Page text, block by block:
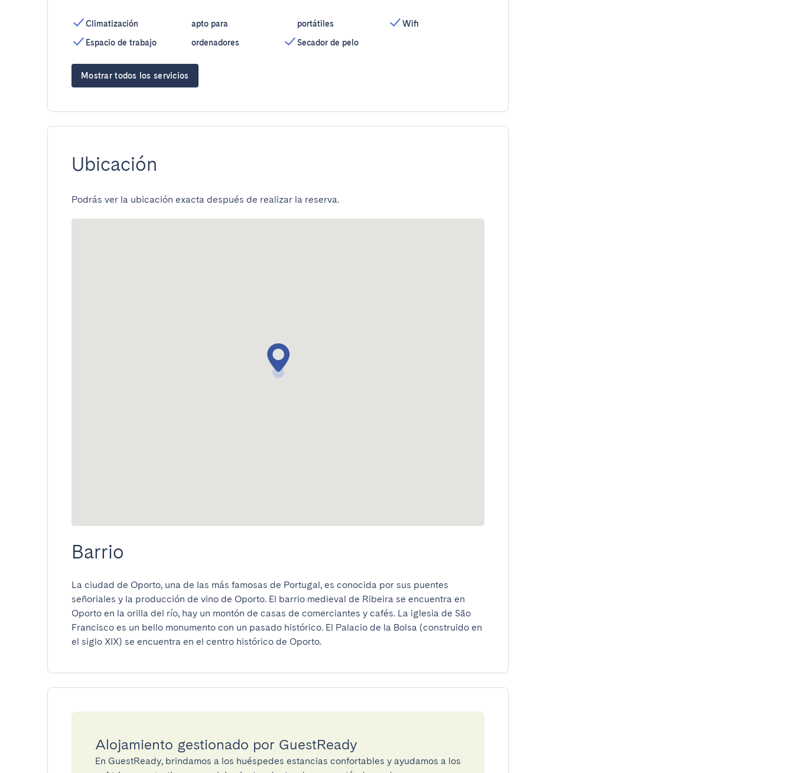
Climatización
Espacio de trabajo
apto para
ordenadores
portátiles
Secador de pelo
Wifi
Mostrar todos los servicios
Ubicación
Podrás ver la ubicación exacta después de realizar la reserva.
Barrio
La ciudad de Oporto, una de las más famosas de Portugal, es conocida por sus puentes
señoriales y la producción de vino de Oporto. El barrio medieval de Ribeira se encuentra en
Oporto en la orilla del río, hay un montón de casas de comerciantes y cafés. La iglesia de São
Francisco es un bello monumento con un pasado histórico. El Palacio de la Bolsa (construido en
el siglo XIX) se encuentra en el centro histórico de Oporto.
Alojamiento gestionado por GuestReady
En GuestReady, brindamos a los huéspedes estancias confortables y ayudamos a los